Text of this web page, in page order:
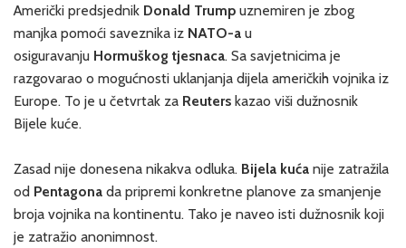
Američki predsjednik Donald Trump uznemiren je zbog
manjka pomoći saveznika iz NATO-a u
osiguravanju Hormuškog tjesnaca. Sa savjetnicima je
razgovarao o mogućnosti uklanjanja dijela američkih vojnika iz
Europe. To je u četvrtak za Reuters kazao viši dužnosnik
Bijele kuće.
Zasad nije donesena nikakva odluka. Bijela kuća nije zatražila
od Pentagona da pripremi konkretne planove za smanjenje
broja vojnika na kontinentu. Tako je naveo isti dužnosnik koji
je zatražio anonimnost.